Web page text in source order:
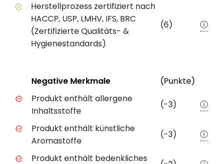
Herstellprozess zertifiziert nach
HACCP, USP, LMHV, IFS, BRC
(Zertifizierte Qualitäts- &
Hygienestandards)
(6) ⓘ
Negative Merkmale des Produkts mit Punkteabzug
StatusNegative Merkmale (Punkte)
Produkt enthält allergene
Inhaltsstoffe
(-3) ⓘ
Produkt enthält künstliche
Aromastoffe
(-3) ⓘ
Produkt enthält bedenkliches